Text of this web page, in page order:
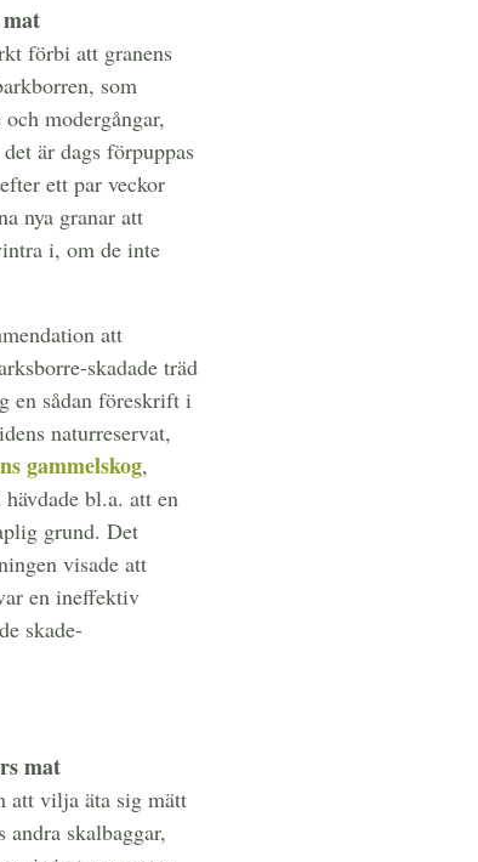
förbi att granens
som
modergångar,
är dags förpuppas
ett par veckor
nya granar att
i, om de inte
att
skadade träd
en sådan föreskrift i
naturreservat,
gammelskog,
bl.a. att en
grund. Det
visade att
en ineffektiv
skade-
mat
att vilja äta sig mätt
skalbaggar,